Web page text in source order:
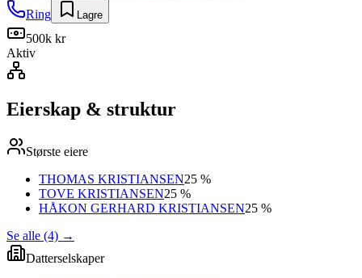
Ring
Lagre
500k kr
Aktiv
Eierskap & struktur
Største eiere
THOMAS KRISTIANSEN25 %
TOVE KRISTIANSEN25 %
HÅKON GERHARD KRISTIANSEN25 %
Se alle (4) →
Datterselskaper